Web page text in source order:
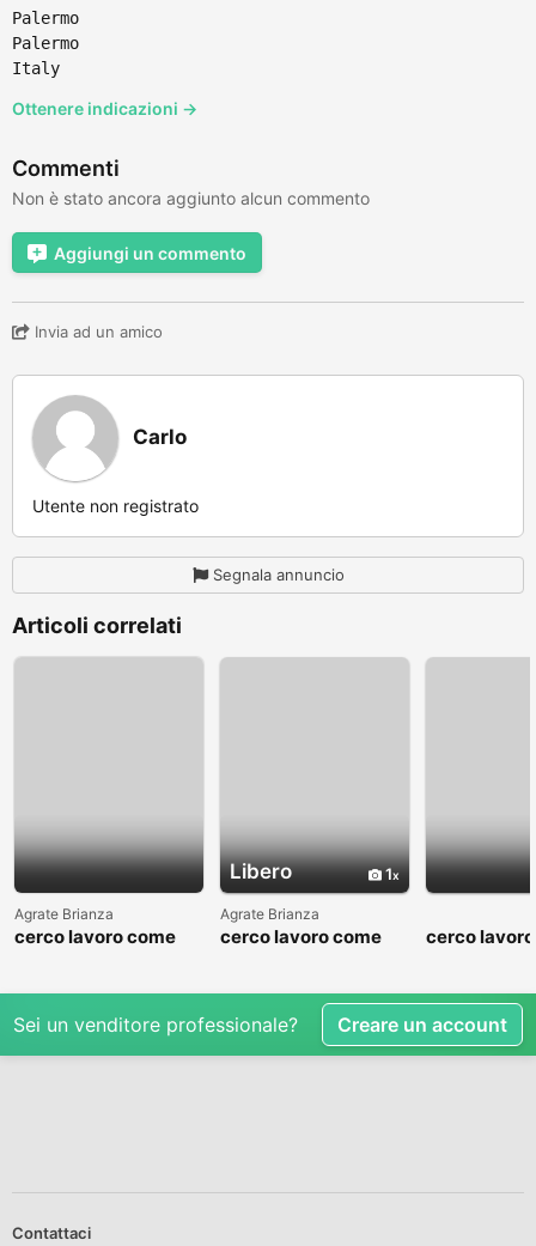
Palermo
Palermo
Italy
Ottenere indicazioni →
Commenti
Non è stato ancora aggiunto alcun commento
Aggiungi un commento
Invia ad un amico
Carlo
Utente non registrato
Segnala annuncio
Articoli correlati
Agrate Brianza
cerco lavoro come
Libero 1
Agrate Brianza
cerco lavoro come
cerco
Sei un venditore professionale? Creare un account
Contattaci